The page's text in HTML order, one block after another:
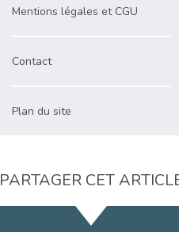
Mentions légales et CGU
Contact
Plan du site
PARTAGER CET